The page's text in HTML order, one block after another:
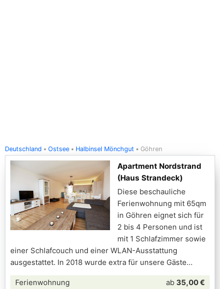
Deutschland Ostsee Halbinsel Mönchgut Göhren
Apartment Nordstrand
(Haus Strandeck)
Diese beschauliche
Ferienwohnung mit 65qm
in Göhren eignet sich für
2 bis 4 Personen und ist
mit 1 Schlafzimmer sowie
einer Schlafcouch und einer WLAN-Ausstattung
ausgestattet. In 2018 wurde extra für unsere Gäste
Ferienwohnung
ab 35,00 €